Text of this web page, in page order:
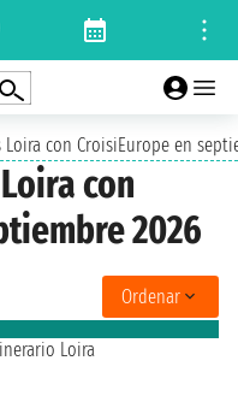
Loira con CroisiEurope en
con
2026
Ordenar